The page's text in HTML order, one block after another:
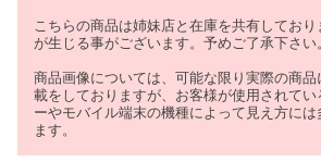
こちらの商品は姉妹店と在庫を共有してお
が生じる事がございます。予めご了承下さい
商品画像については、可能な限り実際の商
載をしておりますが、お客様が使用されてい
ーやモバイル端末の機種によって見え方に
ます。